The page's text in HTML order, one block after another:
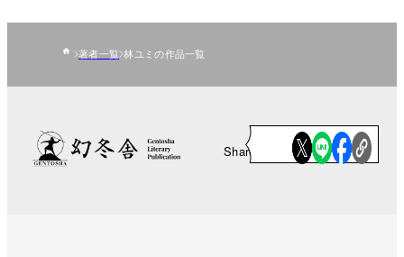
著者一覧 林ユミの作品一覧
Share